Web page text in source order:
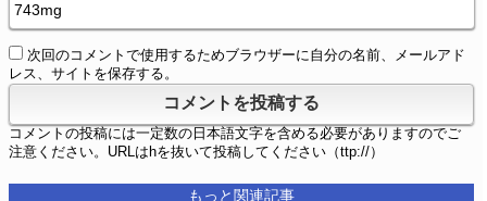
次回のコメントで使用するためブラウザーに自分の名前、メールアド
レス、サイトを保存する。
コメントの投稿には一定数の日本語文字を含める必要がありますのでご
注意ください。URLはhを抜いて投稿してください（ttp://）
もっと関連記事